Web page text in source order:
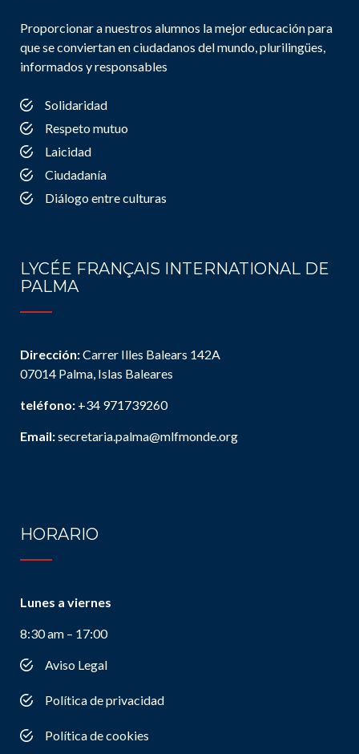
Proporcionar a nuestros alumnos la mejor educación para
que se conviertan en ciudadanos del mundo, plurilingües,
informados y responsables
Solidaridad
Respeto mutuo
Laicidad
Ciudadanía
Diálogo entre culturas
LYCÉE FRANÇAIS INTERNATIONAL DE
PALMA
Dirección:Carrer Illes Balears 142A
07014 Palma, Islas Baleares
teléfono: +34 971739260
Email:secretaria.palma@mlfmonde.org
HORARIO
Lunes a viernes
8:30 am – 17:00
Aviso Legal
Política de privacidad
Política de cookies